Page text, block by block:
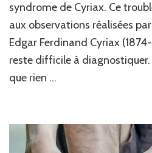
du
syndrome
de
Cyriax
syndrome de Cyriax. Ce
aux observations réalisées
Edgar Ferdinand Cyriax
reste difficile à
que rien …